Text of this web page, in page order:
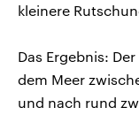
kleinere
Das Ergebnis:
dem Meer
und nach rund